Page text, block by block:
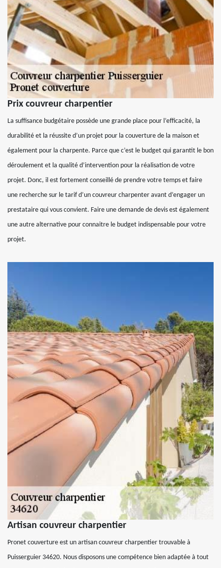
Prix couvreur charpentier
La suffisance budgétaire possède une grande place pour l’efficacité, la
durabilité et la réussite d’un projet pour la couverture de la maison et
également pour la charpente. Parce que c’est le budget qui garantit le bon
déroulement et la qualité d’intervention pour la réalisation de votre
projet. Donc, il est fortement conseillé de prendre votre temps et faire
une recherche sur le tarif d’un couvreur charpenter avant d’engager un
prestataire qui vous convient. Faire une demande de devis est également
une autre alternative pour connaitre le budget indispensable pour votre
projet.
Artisan couvreur charpentier
Pronet couverture est un artisan couvreur charpentier trouvable à
Puisserguier 34620. Nous disposons une compétence bien adaptée à tout